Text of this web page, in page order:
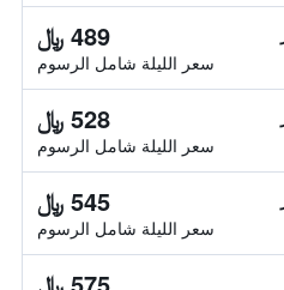
489 ﷼
سعر الليلة شامل الرسوم
528 ﷼
سعر الليلة شامل الرسوم
545 ﷼
سعر الليلة شامل الرسوم